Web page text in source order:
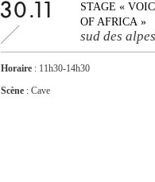
30.11
STAGE «
OF AFRICA »
sud des alpes
Horaire : 11h30-14h30
Scène : Cave